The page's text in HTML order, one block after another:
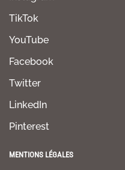
TikTok
YouTube
Facebook
Twitter
LinkedIn
Pinterest
MENTIONS LÉGALES